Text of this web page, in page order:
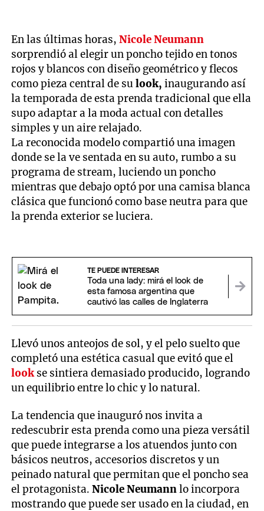
En las últimas horas,Nicole Neumann
sorprendió al elegir un poncho tejido en tonos
rojos y blancos con diseño geométrico y flecos
como pieza central de sulook, inaugurando así
la temporada de esta prenda tradicional que ella
supo adaptar a la moda actual con detalles
simples y un aire relajado.
La reconocida modelo compartió una imagen
donde se la ve sentada en su auto, rumbo a su
programa de stream, luciendo un poncho
mientras que debajo optó por una camisa blanca
clásica que funcionó como base neutra para que
la prenda exterior se luciera.
TE PUEDE INTERESAR
Toda una lady: mirá el look de
esta famosa argentina que
cautivó las calles de Inglaterra
Llevó unos anteojos de sol, y el pelo suelto que
completó una estética casual que evitó que el
lookse sintiera demasiado producido, logrando
un equilibrio entre lo chic y lo natural.
La tendencia que inauguró nos invita a
redescubrir esta prenda como una pieza versátil
que puede integrarse a los atuendos junto con
básicos neutros, accesorios discretos y un
peinado natural que permitan que el poncho sea
el protagonista.Nicole Neumannlo incorpora
mostrando que puede ser usado en la ciudad, en